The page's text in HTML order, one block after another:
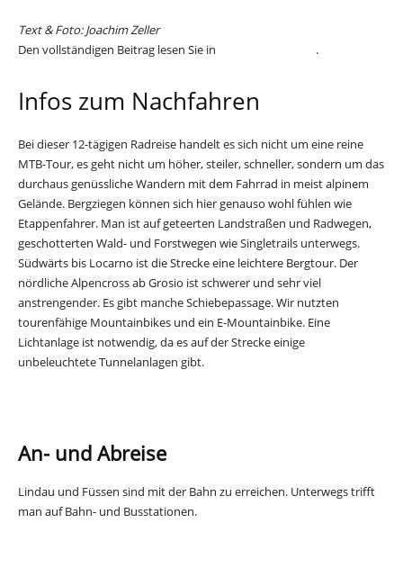
Text & Foto: Joachim Zeller
Den vollständigen Beitrag lesen Sie in
.
Infos zum Nachfahren
Bei dieser 12-tägigen Radreise handelt es sich nicht um eine reine
MTB-Tour, es geht nicht um höher, steiler, schneller, sondern um das
durchaus genüssliche Wandern mit dem Fahrrad in meist alpinem
Gelände. Bergziegen können sich hier genauso wohl fühlen wie
Etappenfahrer. Man ist auf geteerten Landstraßen und Radwegen,
geschotterten Wald- und Forstwegen wie Singletrails unterwegs.
Südwärts bis Locarno ist die Strecke eine leichtere Bergtour. Der
nördliche Alpencross ab Grosio ist schwerer und sehr viel
anstrengender. Es gibt manche Schiebepassage. Wir nutzten
tourenfähige Mountainbikes und ein E-Mountainbike. Eine
Lichtanlage ist notwendig, da es auf der Strecke einige
unbeleuchtete Tunnelanlagen gibt.
An- und Abreise
Lindau und Füssen sind mit der Bahn zu erreichen. Unterwegs trifft
man auf Bahn- und Busstationen.